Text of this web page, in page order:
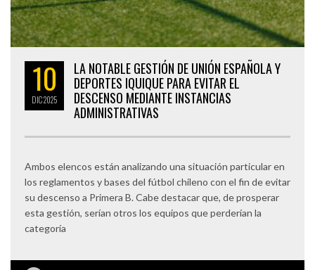
10
DIC2025
LA NOTABLE GESTIÓN DE UNIÓN ESPAÑOLA Y
DEPORTES IQUIQUE PARA EVITAR EL
DESCENSO MEDIANTE INSTANCIAS
ADMINISTRATIVAS
Ambos elencos están analizando una situación particular en
los reglamentos y bases del fútbol chileno con el fin de evitar
su descenso a Primera B. Cabe destacar que, de prosperar
esta gestión, serían otros los equipos que perderían la
categoría